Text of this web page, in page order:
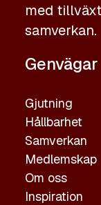
med
samverkan.
Genvägar
Gjutning
Hållbarhet
Samverkan
Medlemskap
Om oss
Inspiration